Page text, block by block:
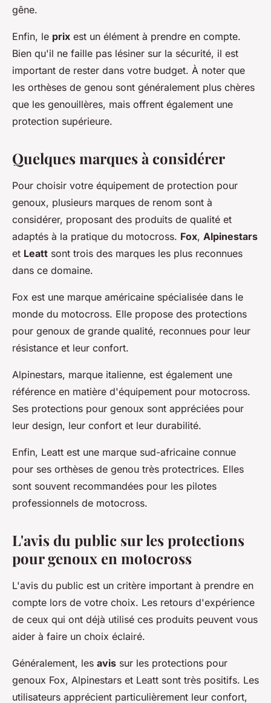
gêne.
Enfin, le prix est un élément à prendre en compte.
Bien qu'il ne faille pas lésiner sur la sécurité, il est
important de rester dans votre budget. À noter que
les orthèses de genou sont généralement plus chères
que les genouillères, mais offrent également une
protection supérieure.
Quelques marques à considérer
Pour choisir votre équipement de protection pour
genoux, plusieurs marques de renom sont à
considérer, proposant des produits de qualité et
adaptés à la pratique du motocross. Fox, Alpinestars
et Leatt sont trois des marques les plus reconnues
dans ce domaine.
Fox est une marque américaine spécialisée dans le
monde du motocross. Elle propose des protections
pour genoux de grande qualité, reconnues pour leur
résistance et leur confort.
Alpinestars, marque italienne, est également une
référence en matière d'équipement pour motocross.
Ses protections pour genoux sont appréciées pour
leur design, leur confort et leur durabilité.
Enfin, Leatt est une marque sud-africaine connue
pour ses orthèses de genou très protectrices. Elles
sont souvent recommandées pour les pilotes
professionnels de motocross.
L'avis du public sur les protections
pour genoux en motocross
L'avis du public est un critère important à prendre en
compte lors de votre choix. Les retours d'expérience
de ceux qui ont déjà utilisé ces produits peuvent vous
aider à faire un choix éclairé.
Généralement, les avis sur les protections pour
genoux Fox, Alpinestars et Leatt sont très positifs. Les
utilisateurs apprécient particulièrement leur confort,